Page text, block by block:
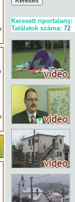
Keresett riportalany:
Találatok száma: 72